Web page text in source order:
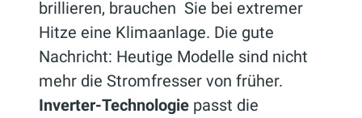
brillieren, brauchen Sie bei extremer
Hitze eine Klimaanlage. Die gute
Nachricht: Heutige Modelle sind nicht
mehr die Stromfresser von früher.
Inverter-Technologie passt die